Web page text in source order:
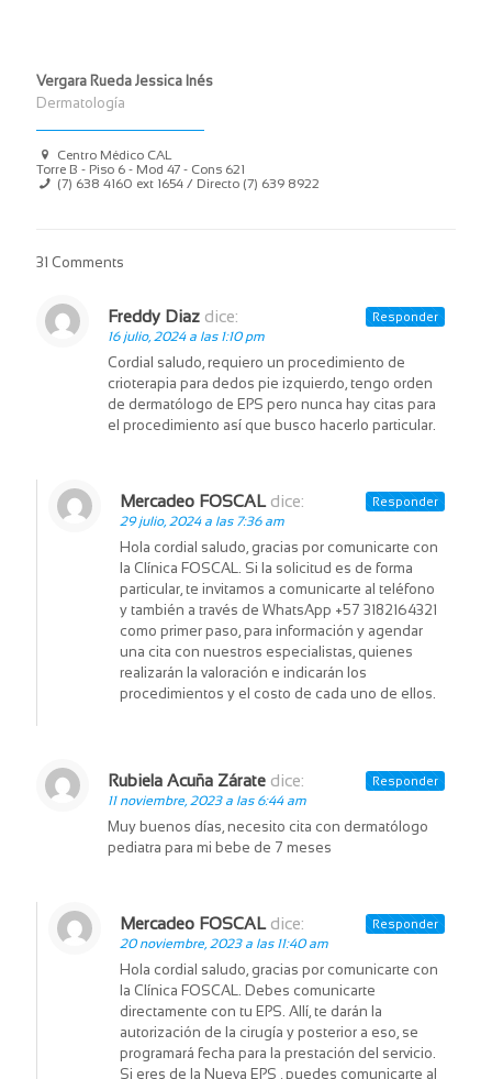
Vergara Rueda Jessica Inés
Dermatología
Centro Médico CAL
Torre B - Piso 6 - Mod 47 - Cons 621
(7) 638 4160 ext 1654 / Directo (7) 639 8922
31 Comments
Freddy Diaz dice:
16 julio, 2024 a las 1:10 pm
Cordial saludo, requiero un procedimiento de
crioterapia para dedos pie izquierdo, tengo orden
de dermatólogo de EPS pero nunca hay citas para
el procedimiento así que busco hacerlo particular.
Responder
Mercadeo FOSCAL dice:
29 julio, 2024 a las 7:36 am
Hola cordial saludo, gracias por comunicarte con
la Clínica FOSCAL. Si la solicitud es de forma
particular, te invitamos a comunicarte al teléfono
y también a través de WhatsApp +57 3182164321
como primer paso, para información y agendar
una cita con nuestros especialistas, quienes
realizarán la valoración e indicarán los
procedimientos y el costo de cada uno de ellos.
Responder
Rubiela Acuña Zárate dice:
11 noviembre, 2023 a las 6:44 am
Muy buenos días, necesito cita con dermatólogo
pediatra para mi bebe de 7 meses
Responder
Mercadeo FOSCAL dice:
20 noviembre, 2023 a las 11:40 am
Hola cordial saludo, gracias por comunicarte con
la Clínica FOSCAL. Debes comunicarte
directamente con tu EPS. Allí, te darán la
autorización de la cirugía y posterior a eso, se
programará fecha para la prestación del servicio.
Si eres de la Nueva EPS , puedes comunicarte al
Responder